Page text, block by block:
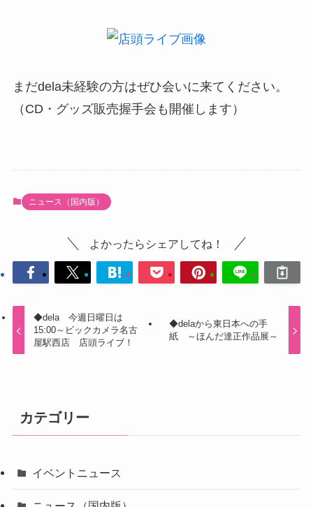
まだdela未経験の方はぜひ会いに来てください。
（CD・グッズ販売握手会も開催します）
ニュース（国内版）
よかったらシェアしてね！
◆dela 今週日曜日は
15:00～ビックカメラ名古
屋駅西店 店頭ライブ！
◆delaから東日本への手
紙 ～ほんだ達正作品展～
カテゴリー
イベントニュース